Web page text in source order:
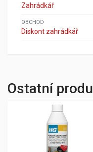
Zahrádkář
OBCHOD
Diskont zahrádkář
Ostatní